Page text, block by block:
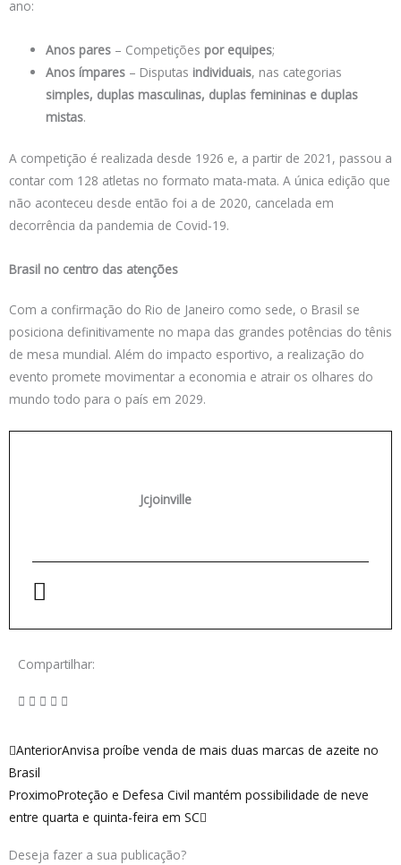
ano:
Anos pares – Competições por equipes;
Anos ímpares – Disputas individuais, nas categorias
simples, duplas masculinas, duplas femininas e duplas
mistas.
A competição é realizada desde 1926 e, a partir de 2021, passou a
contar com 128 atletas no formato mata-mata. A única edição que
não aconteceu desde então foi a de 2020, cancelada em
decorrência da pandemia de Covid-19.
Brasil no centro das atenções
Com a confirmação do Rio de Janeiro como sede, o Brasil se
posiciona definitivamente no mapa das grandes potências do tênis
de mesa mundial. Além do impacto esportivo, a realização do
evento promete movimentar a economia e atrair os olhares do
mundo todo para o país em 2029.
Jcjoinville
Compartilhar:
Anterior
AnteriorAnvisa proíbe venda de mais duas marcas de azeite no
Brasil
ProximoProteção e Defesa Civil mantém possibilidade de neve
entre quarta e quinta-feira em SC
Próximo
Deseja fazer a sua publicação?